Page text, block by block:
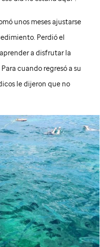
unos meses ajustarse
Perdió el
a disfrutar la
cuando regresó a su
le dijeron que no